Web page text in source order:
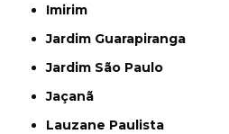
Imirim
Jardim Guarapiranga
Jardim São Paulo
Jaçanã
Lauzane Paulista